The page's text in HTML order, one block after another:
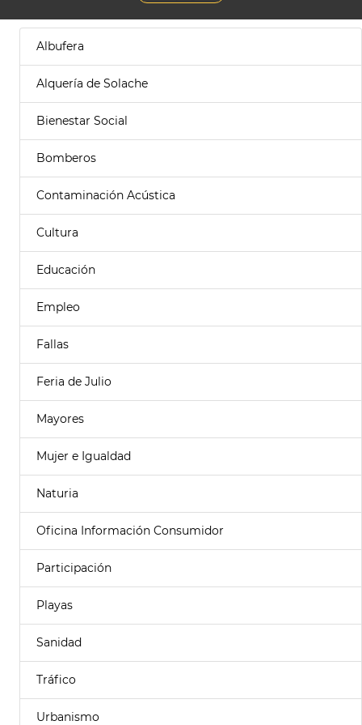
Albufera
Alquería de Solache
Bienestar Social
Bomberos
Contaminación Acústica
Cultura
Educación
Empleo
Fallas
Feria de Julio
Mayores
Mujer e Igualdad
Naturia
Oficina Información Consumidor
Participación
Playas
Sanidad
Tráfico
Urbanismo